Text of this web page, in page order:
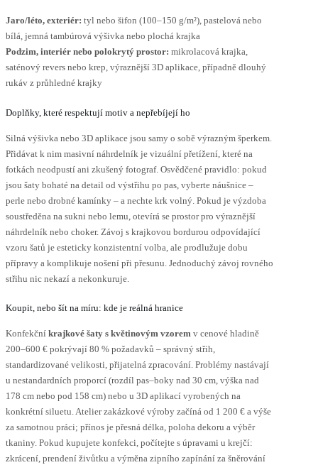
Jaro/léto, exteriér: tyl nebo šifon (100–150 g/m²), pastelová nebo
bílá, jemná tambúrová výšivka nebo plochá krajka
Podzim, interiér nebo polokrytý prostor: mikrolacová krajka,
saténový revers nebo krep, výraznější 3D aplikace, případně dlouhý
rukáv z průhledné krajky
Doplňky, které respektují motiv a nepřebíjejí ho
Silná výšivka nebo 3D aplikace jsou samy o sobě výrazným šperkem.
Přidávat k nim masivní náhrdelník je vizuální přetížení, které na
fotkách neodpustí ani zkušený fotograf. Osvědčené pravidlo: pokud
jsou šaty bohaté na detail od výstřihu po pas, vyberte náušnice –
perle nebo drobné kamínky – a nechte krk volný. Pokud je výzdoba
soustředěna na sukni nebo lemu, otevírá se prostor pro výraznější
náhrdelník nebo choker. Závoj s krajkovou bordurou odpovídající
vzoru šatů je esteticky konzistentní volba, ale prodlužuje dobu
přípravy a komplikuje nošení při přesunu. Jednoduchý závoj rovného
střihu nic nekazí a nekonkuruje.
Koupit, nebo šít na míru: kde je reálná hranice
Konfekční krajkové šaty s květinovým vzorem v cenové hladině
200–600 € pokrývají 80 % požadavků – správný střih,
standardizované velikosti, přijatelná zpracování. Problémy nastávají
u nestandardních proporcí (rozdíl pas–boky nad 30 cm, výška nad
178 cm nebo pod 158 cm) nebo u 3D aplikací vyrobených na
konkrétní siluetu. Atelier zakázkové výroby začíná od 1 200 € a výše
za samotnou práci; přínos je přesná délka, poloha dekoru a výběr
tkaniny. Pokud kupujete konfekci, počítejte s úpravami u krejčí:
zkrácení, prendení živůtku a výměna zipního zapínání za šněrování